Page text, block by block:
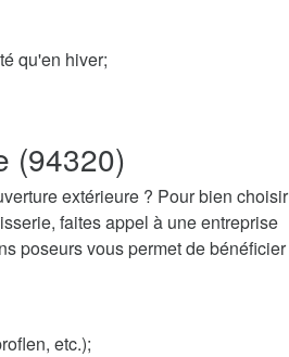
qu'en hiver;
(94320)
extérieure ? Pour bien choisir
faites appel à une entreprise
poseurs vous permet de bénéficier
etc.);